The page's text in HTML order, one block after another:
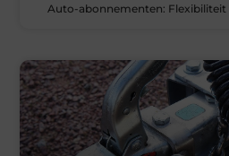
Auto-abonnementen: